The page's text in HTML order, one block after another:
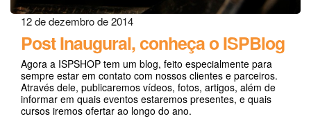
12 de dezembro de 2014
Post Inaugural, conheça o ISPBlog
Agora a ISPSHOP tem um blog, feito especialmente para
sempre estar em contato com nossos clientes e parceiros.
Através dele, publicaremos vídeos, fotos, artigos, além de
informar em quais eventos estaremos presentes, e quais
cursos iremos ofertar ao longo do ano.